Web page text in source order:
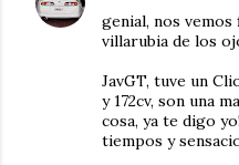
genial, nos
villarubia de los
JavGT, tuve un
y 172cv, son una
cosa, ya te digo
tiempos y